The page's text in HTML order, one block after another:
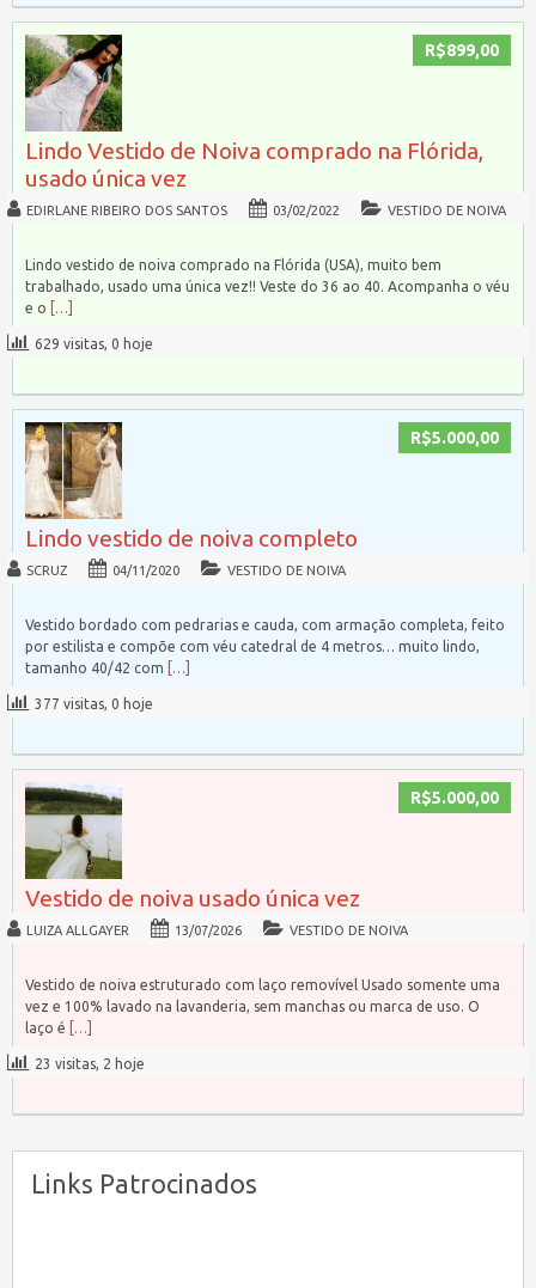
R$899,00
Lindo Vestido de Noiva comprado na Flórida,
usado única vez
EDIRLANE RIBEIRO DOS SANTOS 03/02/2022 VESTIDO DE NOIVA
Lindo vestido de noiva comprado na Flórida (USA), muito bem
trabalhado, usado uma única vez!! Veste do 36 ao 40. Acompanha o véu
e o
[…]
629 visitas, 0 hoje
R$5.000,00
Lindo vestido de noiva completo
SCRUZ 04/11/2020 VESTIDO DE NOIVA
Vestido bordado com pedrarias e cauda, com armação completa, feito
por estilista e compõe com véu catedral de 4 metros… muito lindo,
tamanho 40/42 com
[…]
377 visitas, 0 hoje
R$5.000,00
Vestido de noiva usado única vez
LUIZA ALLGAYER 13/07/2026 VESTIDO DE NOIVA
Vestido de noiva estruturado com laço removível Usado somente uma
vez e 100% lavado na lavanderia, sem manchas ou marca de uso. O
laço é
[…]
23 visitas, 2 hoje
Links Patrocinados